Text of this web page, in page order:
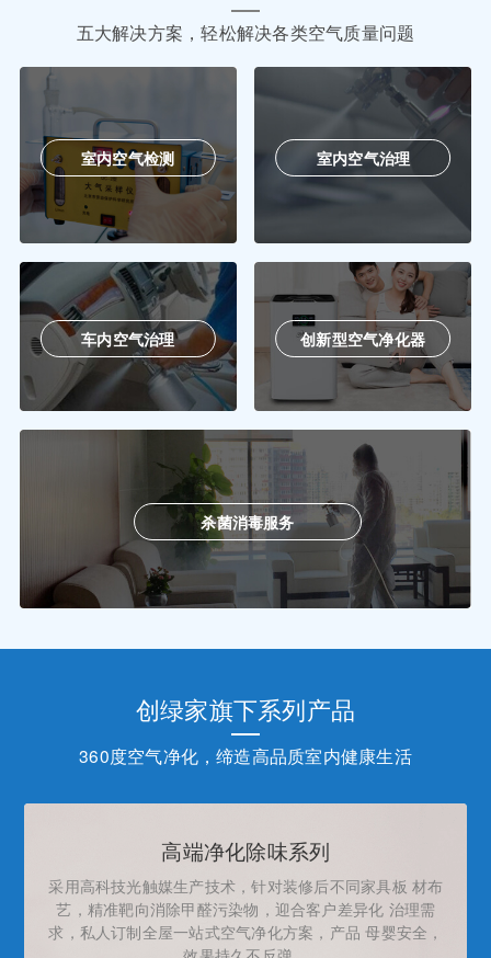
五大解决方案，轻松解决各类空气质量问题
室内空气检测 室内空气治理
车内空气治理 创新型空气净化器
杀菌消毒服务
创绿家旗下系列产品
360度空气净化，缔造高品质室内健康生活
高端净化除味系列
采用高科技光触媒生产技术，针对装修后不同家具板 材布
艺，精准靶向消除甲醛污染物，迎合客户差异化 治理需
求，私人订制全屋一站式空气净化方案，产品 母婴安全，